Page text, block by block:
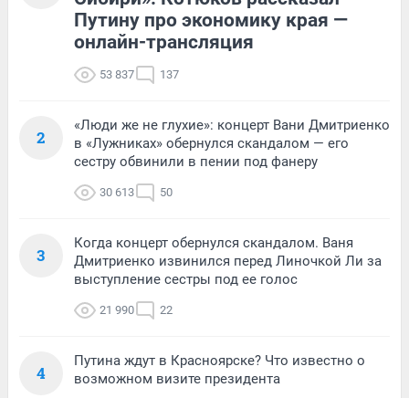
Путину про экономику края —
онлайн-трансляция
53 837 137
2
«Люди же не глухие»: концерт Вани Дмитриенко
в «Лужниках» обернулся скандалом — его
сестру обвинили в пении под фанеру
30 613 50
3
Когда концерт обернулся скандалом. Ваня
Дмитриенко извинился перед Линочкой Ли за
выступление сестры под ее голос
21 990 22
4
Путина ждут в Красноярске? Что известно о
возможном визите президента